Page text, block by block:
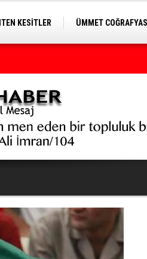
KESİTLER
ÜMMET COĞRAFYASI